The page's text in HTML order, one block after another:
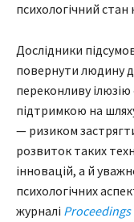
психологічний стан
Дослідники
повернути людину
переконливу ілюзію
підтримкою на
— ризиком
розвиток таких
інновацій, а й
психологічних
журналі